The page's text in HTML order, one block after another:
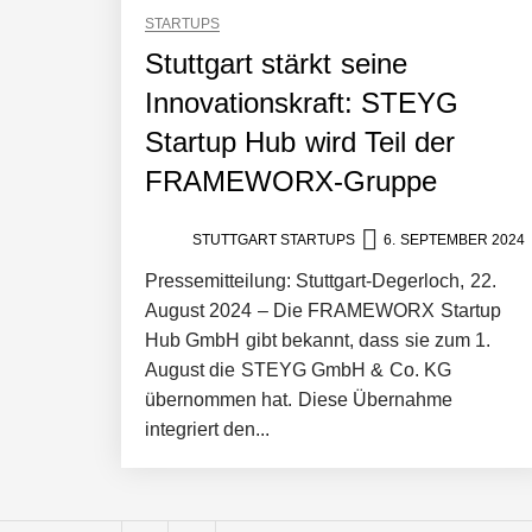
STARTUPS
Stuttgart stärkt seine
Innovationskraft: STEYG
Startup Hub wird Teil der
FRAMEWORX-Gruppe
STUTTGART STARTUPS 6. SEPTEMBER 2024
Pressemitteilung: Stuttgart-Degerloch, 22.
August 2024 – Die FRAMEWORX Startup
Hub GmbH gibt bekannt, dass sie zum 1.
August die STEYG GmbH & Co. KG
übernommen hat. Diese Übernahme
integriert den...
Pyck im Employer Portrait
Matthias Nagel von Pyck
Maximilian Mack von Pyck
Daniel Jarr von Pyck
Mit Pyck zur nächsten Generation